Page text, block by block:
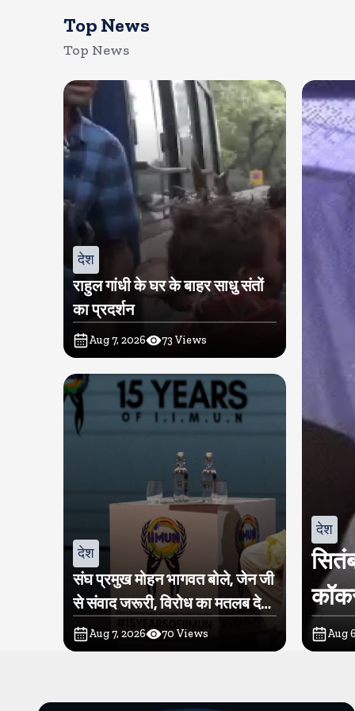
Top News
Top News
देश
राहुल गांधी के घर के बाहर साधु संतों
का प्रदर्शन
Aug 7, 2026 73 Views
देश
संघ प्रमुख मोहन भागवत बोले, जेन जी
से संवाद जरूरी, विरोध का मतलब देश
विरोधी नहीं
Aug 7, 2026 70 Views
देश
Aug